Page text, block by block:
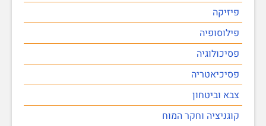
פיזיקה
פילוסופיה
פסיכולוגיה
פסיכיאטריה
צבא וביטחון
קוגניציה וחקר המוח